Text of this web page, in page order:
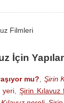
Filmleri
İçin
mu? Şirin
yeri
Şirin Kılavuz